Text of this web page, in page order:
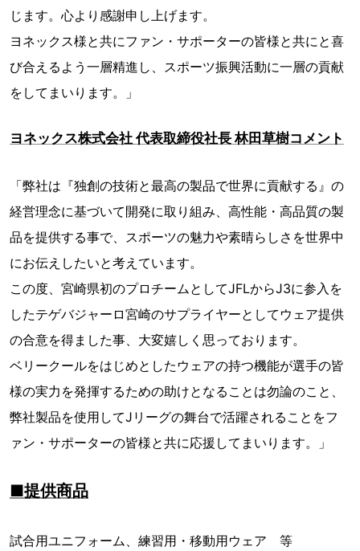
じます。心より感謝申し上げます。
ヨネックス様と共にファン・サポーターの皆様と共にと喜
び合えるよう一層精進し、スポーツ振興活動に一層の貢献
をしてまいります。」
ヨネックス株式会社 代表取締役社長 林田草樹コメント
「弊社は『独創の技術と最高の製品で世界に貢献する』の
経営理念に基づいて開発に取り組み、高性能・高品質の製
品を提供する事で、スポーツの魅力や素晴らしさを世界中
にお伝えしたいと考えています。
この度、宮崎県初のプロチームとしてJFLからJ3に参入を
したテゲバジャーロ宮崎のサプライヤーとしてウェア提供
の合意を得ました事、大変嬉しく思っております。
ベリークールをはじめとしたウェアの持つ機能が選手の皆
様の実力を発揮するための助けとなることは勿論のこと、
弊社製品を使用してJリーグの舞台で活躍されることをフ
ァン・サポーターの皆様と共に応援してまいります。」
■提供商品
試合用ユニフォーム、練習用・移動用ウェア 等